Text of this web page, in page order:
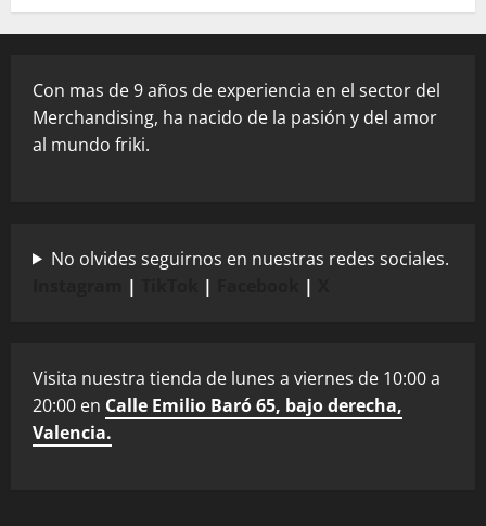
Con mas de 9 años de experiencia en el sector del
Merchandising, ha nacido de la pasión y del amor
al mundo friki.
No olvides seguirnos en nuestras redes sociales.
| | |
Visita nuestra tienda de lunes a viernes de 10:00 a
20:00 en Calle Emilio Baró 65, bajo derecha,
Valencia.